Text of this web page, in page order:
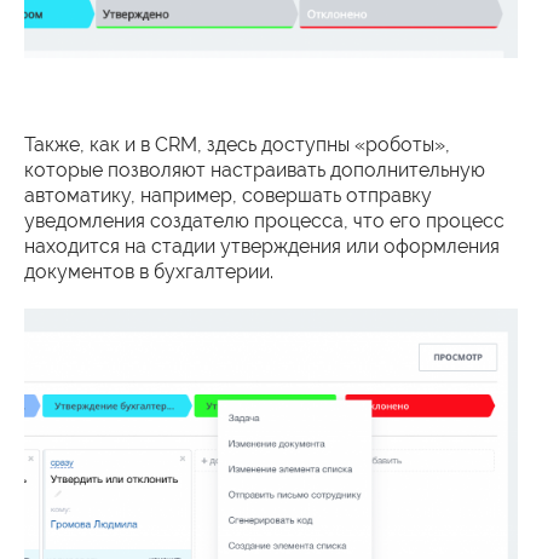
Также, как и в CRM, здесь доступны «роботы»,
которые позволяют настраивать дополнительную
автоматику, например, совершать отправку
уведомления создателю процесса, что его процесс
находится на стадии утверждения или оформления
документов в бухгалтерии.